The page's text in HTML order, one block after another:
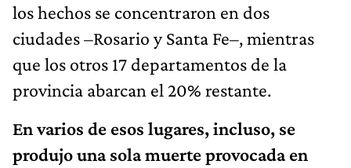
los hechos se concentraron en dos
ciudades –Rosario y Santa Fe–, mientras
que los otros 17 departamentos de la
provincia abarcan el 20% restante.
En varios de esos lugares, incluso, se
produjo una sola muerte provocada en